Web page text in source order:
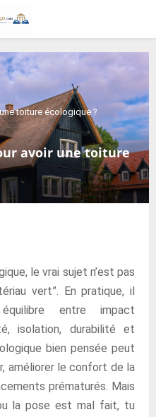
toiture écologique ?
avoir une toiture
le vrai sujet n’est pas
vert”. En pratique, il
entre impact
isolation, durabilité et
bien pensée peut
améliorer le confort de la
prématurés. Mais
la pose est mal fait, tu